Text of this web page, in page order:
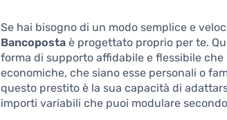
Se hai bisogno di un modo semplice e
Bancoposta è progettato proprio per te.
forma di supporto affidabile e flessibile
economiche, che siano esse personali o
questo prestito è la sua capacità di
importi variabili che puoi modulare